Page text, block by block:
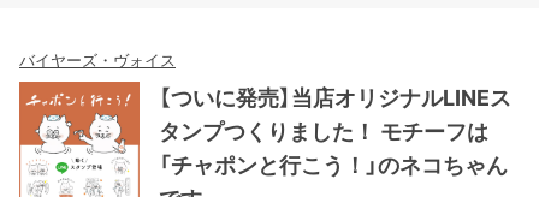
バイヤーズ・ヴォイス
【ついに発売】当店オリジナルLINEス
タンプつくりました！ モチーフは
「チャポンと行こう！」のネコちゃん